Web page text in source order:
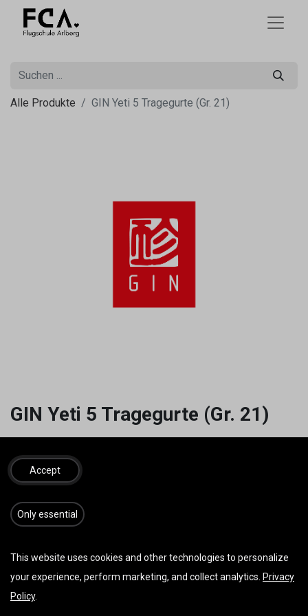
Alle Produkte GIN Yeti 5 Tragegurte (Gr. 21)
GIN Yeti 5 Tragegurte (Gr. 21)
IN DEN WARENKORB
Auf die Wunschliste
AGB
Accept
​​​Only essential
This website uses cookies and other technologies to personalize
your experience, perform marketing, and collect analytics. Privacy
Policy.